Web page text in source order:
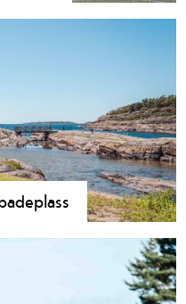
de stedene langs
er et av de mest